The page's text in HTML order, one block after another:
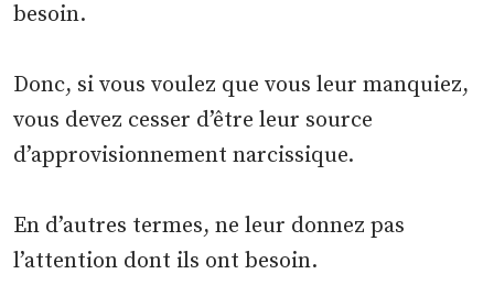
besoin.
Donc, si vous voulez que vous leur manquiez,
vous devez cesser d’être leur source
d’approvisionnement narcissique.
En d’autres termes, ne leur donnez pas
l’attention dont ils ont besoin.